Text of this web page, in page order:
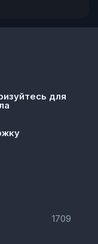
для
1709